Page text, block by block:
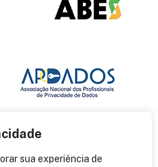
sua experiência de